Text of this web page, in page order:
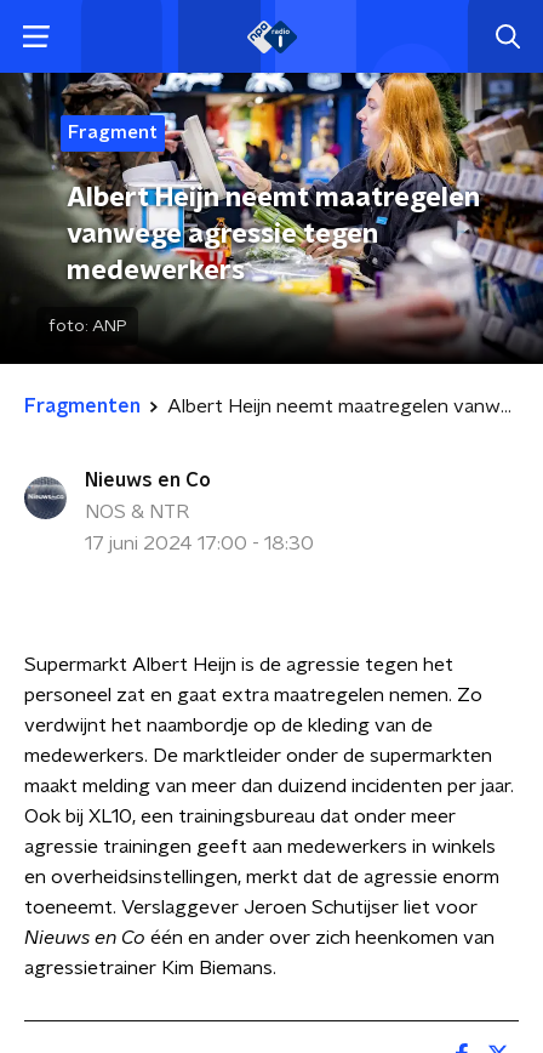
Fragment
Albert Heijn neemt maatregelen
vanwege agressie tegen
medewerkers
foto: ANP
Fragmenten Albert Heijn neemt maatregelen vanwege agressie tegen medewerkers
Nieuws en Co
NOS & NTR
17 juni 2024 17:00 - 18:30
Supermarkt Albert Heijn is de agressie tegen het
personeel zat en gaat extra maatregelen nemen. Zo
verdwijnt het naambordje op de kleding van de
medewerkers. De marktleider onder de supermarkten
maakt melding van meer dan duizend incidenten per jaar.
Ook bij XL10, een trainingsbureau dat onder meer
agressie trainingen geeft aan medewerkers in winkels
en overheidsinstellingen, merkt dat de agressie enorm
toeneemt. Verslaggever Jeroen Schutijser liet voor
Nieuws en Co één en ander over zich heenkomen van
agressietrainer Kim Biemans.